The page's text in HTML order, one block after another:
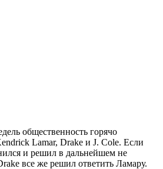
общественность горячо
Lamar, Drake и J. Cole. Если
и решил в дальнейшем не
все же решил ответить Ламару.